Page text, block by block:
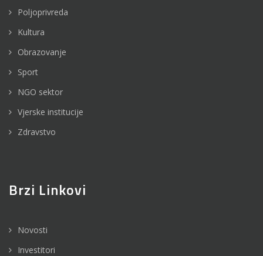
Poljoprivreda
Kultura
Obrazovanje
Sport
NGO sektor
Vjerske institucije
Zdravstvo
Brzi Linkovi
Novosti
Investitori